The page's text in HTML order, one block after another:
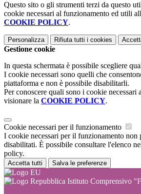
Questo sito o gli strumenti terzi da questo
cookie necessari al funzionamento ed utili
COOKIE POLICY.
Personalizza Rifiuta tutti i cookies
Gestione cookie
In questa schermata è possibile scegliere
I cookie necessari sono quelli che
piattaforma e non è possibile disabilitarli.
Per conoscere quali sono i cookie necessari
visionare la COOKIE POLICY.
Cookie necessari per il funzionamento
I cookie necessari per il funzionamento non
disabilitati. È possibile consultare l'elenco
policy.
Accetta tutti Salva le preferenze
Istituto Comprensivo